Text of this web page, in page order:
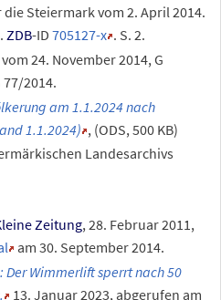
Steiermark vom 2. April 2014.
ZDB-ID 705127-x . S. 2.
vom 24. November 2014, G
77/2014.
am 1.1.2024 nach
1.1.2024) , (ODS, 500 KB)
Landesarchivs
Zeitung,28. Februar 2011,
am 30. September 2014.
Der Wimmerlift sperrt nach 50
13. Januar 2023, abgerufen am